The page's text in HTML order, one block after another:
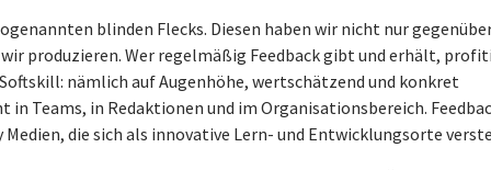
blinden Flecks. Diesen haben wir nicht nur
produzieren. Wer regelmäßig Feedback gibt und erhält,
nämlich auf Augenhöhe, wertschätzend und konkret
in Teams, in Redaktionen und im Organisationsbereich.
die sich als innovative Lern- und Entwicklungsorte